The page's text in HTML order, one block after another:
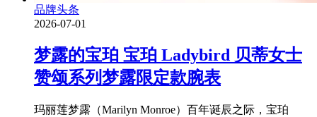
品牌头条
2026-07-01
梦露的宝珀 宝珀 Ladybird 贝蒂女士
赞颂系列梦露限定款腕表
玛丽莲梦露（Marilyn Monroe）百年诞辰之际，宝珀